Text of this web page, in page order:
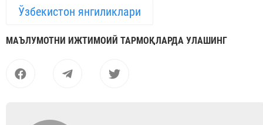
Ўзбекистон янгиликлари
МАЪЛУМОТНИ ИЖТИМОИЙ ТАРМОҚЛАРДА УЛАШИНГ